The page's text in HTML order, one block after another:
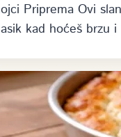
Priprema Ovi
kad hoćeš brzu i